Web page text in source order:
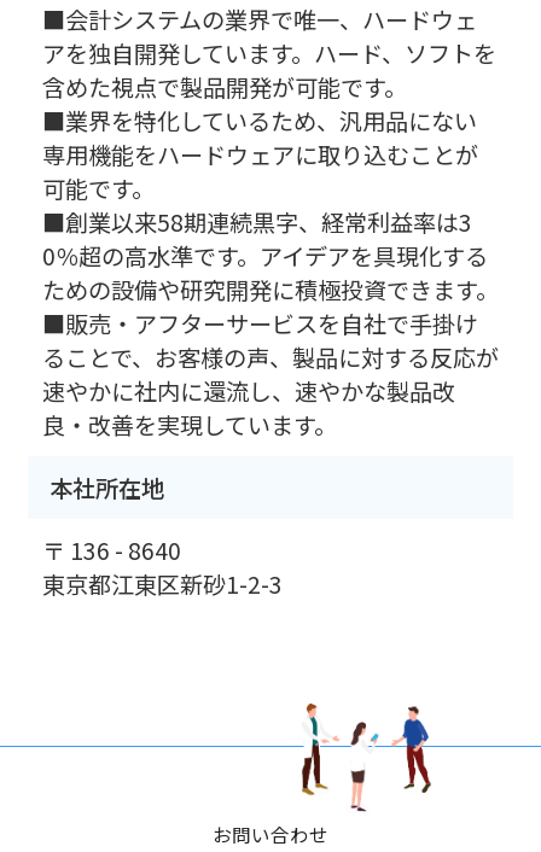
■会計システムの業界で唯一、ハードウェ
アを独自開発しています。ハード、ソフトを
含めた視点で製品開発が可能です。
■業界を特化しているため、汎用品にない
専用機能をハードウェアに取り込むことが
可能です。
■創業以来58期連続黒字、経常利益率は3
0％超の高水準です。アイデアを具現化する
ための設備や研究開発に積極投資できます。
■販売・アフターサービスを自社で手掛け
ることで、お客様の声、製品に対する反応が
速やかに社内に還流し、速やかな製品改
良・改善を実現しています。
本社所在地
〒 136 - 8640
東京都江東区新砂1-2-3
お問い合わせ